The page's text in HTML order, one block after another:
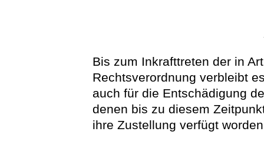
Bis zum Inkrafttreten der in
Rechtsverordnung verbleibt
auch für die Entschädigung
denen bis zu diesem
ihre Zustellung verfügt